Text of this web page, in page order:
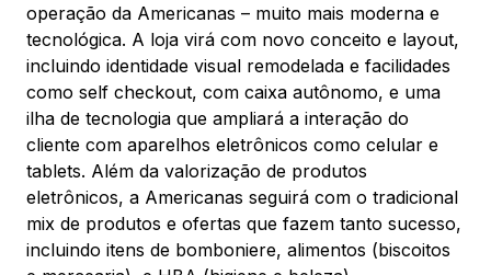
operação da Americanas – muito mais moderna e
tecnológica. A loja virá com novo conceito e layout,
incluindo identidade visual remodelada e facilidades
como self checkout, com caixa autônomo, e uma
ilha de tecnologia que ampliará a interação do
cliente com aparelhos eletrônicos como celular e
tablets. Além da valorização de produtos
eletrônicos, a Americanas seguirá com o tradicional
mix de produtos e ofertas que fazem tanto sucesso,
incluindo itens de bomboniere, alimentos (biscoitos